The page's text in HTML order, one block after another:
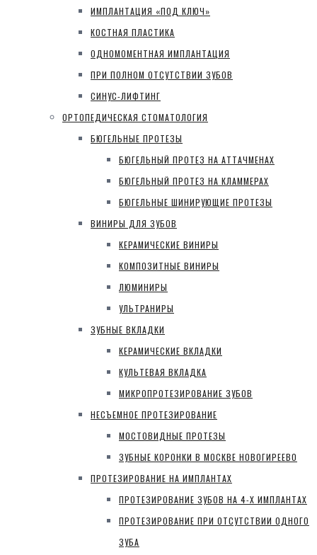
ИМПЛАНТАЦИЯ «ПОД КЛЮЧ»
КОСТНАЯ ПЛАСТИКА
ОДНОМОМЕНТНАЯ ИМПЛАНТАЦИЯ
ПРИ ПОЛНОМ ОТСУТСТВИИ ЗУБОВ
СИНУС-ЛИФТИНГ
ОРТОПЕДИЧЕСКАЯ СТОМАТОЛОГИЯ
БЮГЕЛЬНЫЕ ПРОТЕЗЫ
БЮГЕЛЬНЫЙ ПРОТЕЗ НА АТТАЧМЕНАХ
БЮГЕЛЬНЫЙ ПРОТЕЗ НА КЛАММЕРАХ
БЮГЕЛЬНЫЕ ШИНИРУЮЩИЕ ПРОТЕЗЫ
ВИНИРЫ ДЛЯ ЗУБОВ
КЕРАМИЧЕСКИЕ ВИНИРЫ
КОМПОЗИТНЫЕ ВИНИРЫ
ЛЮМИНИРЫ
УЛЬТРАНИРЫ
ЗУБНЫЕ ВКЛАДКИ
КЕРАМИЧЕСКИЕ ВКЛАДКИ
КУЛЬТЕВАЯ ВКЛАДКА
МИКРОПРОТЕЗИРОВАНИЕ ЗУБОВ
НЕСЪЕМНОЕ ПРОТЕЗИРОВАНИЕ
МОСТОВИДНЫЕ ПРОТЕЗЫ
ЗУБНЫЕ КОРОНКИ В МОСКВЕ НОВОГИРЕЕВО
ПРОТЕЗИРОВАНИЕ НА ИМПЛАНТАХ
ПРОТЕЗИРОВАНИЕ ЗУБОВ НА 4-Х ИМПЛАНТАХ
ПРОТЕЗИРОВАНИЕ ПРИ ОТСУТСТВИИ ОДНОГО
ЗУБА